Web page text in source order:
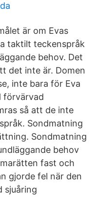
är om Evas
taktilt teckenspråk
behov. Det
det inte är. Domen
inte bara för Eva
förvärvad
så att de inte
Sondmatning
Sondmatning
behov
fast och
gjorde fel när den
sjuåring